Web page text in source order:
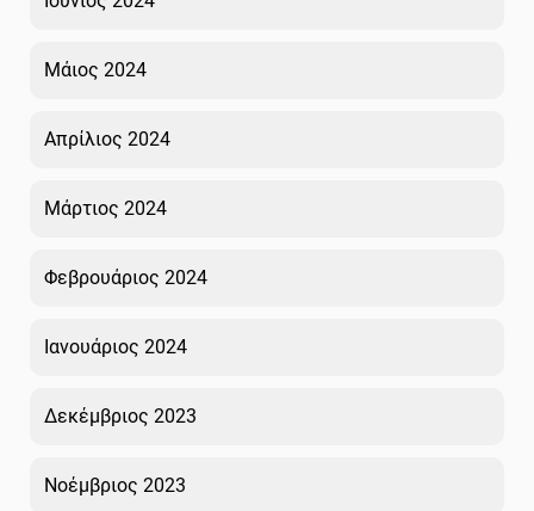
Μάιος 2024
Απρίλιος 2024
Μάρτιος 2024
Φεβρουάριος 2024
Ιανουάριος 2024
Δεκέμβριος 2023
Νοέμβριος 2023